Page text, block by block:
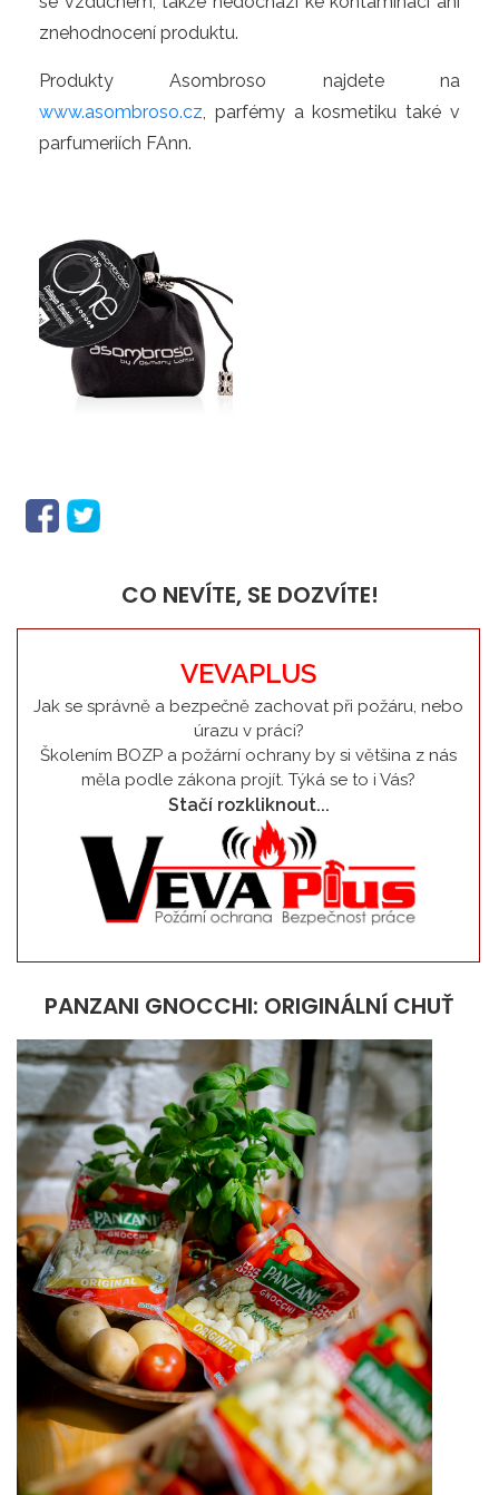
znehodnocení produktu.
www.asombroso.cz, parfémy a kosmetiku také v
parfumeriích FAnn.
CO NEVÍTE, SE DOZVÍTE!
VEVAPLUS
Jak se správně a bezpečně zachovat při požáru, nebo
úrazu v práci?
Školením BOZP a požární ochrany by si většina z nás
měla podle zákona projít. Týká se to i Vás?
Stačí rozkliknout...
PANZANI GNOCCHI: ORIGINÁLNÍ CHUŤ